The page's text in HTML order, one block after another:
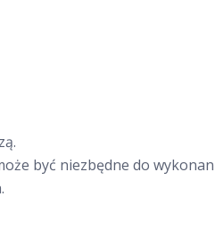
być niezbędne do